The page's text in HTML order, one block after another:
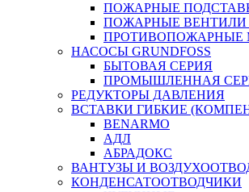
ПОЖАРНЫЕ
ПОЖАРНЫЕ
ПРОТИВОПОЖАРНЫЕ
НАСОСЫ GRUNDFOSS
БЫТОВАЯ СЕРИЯ
ПРОМЫШЛЕННАЯ
РЕДУКТОРЫ ДАВЛЕНИЯ
ВСТАВКИ ГИБКИЕ
BENARMO
АДЛ
АБРАДОКС
ВАНТУЗЫ И
КОНДЕНСАТООТВОДЧИКИ